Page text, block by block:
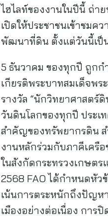
ไฮไลท์ของงานในปีนี้ ถ่า
เปิดให้ประชาชนเข้าชม
พัฒนาที่ดิน ตั้งแต่วันนี้เป็น
5 ธันวาคม ของทุกปี ถูกก
เกียรติพระบาทสมเด็จพ
รางวัล “นักวิทยาศาสตร์
วันดินโลกของทุกปี ประเ
สำคัญของทรัพยากรดิน
งานหลักร่วมกับภาคีเครื
ในสังกัดกระทรวงเกษต
2568 FAO ได้กำหนดหัว
เน้นการตระหนักถึงปัญห
เมืองอย่างต่อเนื่อง การ